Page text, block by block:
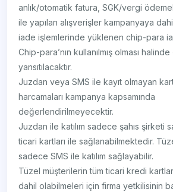
anlık/otomatik fatura, SGK/vergi
ile yapılan alışverişler kampanyaya
iade işlemlerinde yüklenen chip-para
Chip-para’nın kullanılmış olması
yansıtılacaktır.
Juzdan veya SMS ile kayıt olmayan
harcamaları kampanya kapsamında
değerlendirilmeyecektir.
Juzdan ile katılım sadece şahıs şirketi
ticari kartları ile sağlanabilmektedir.
sadece SMS ile katılım sağlayabilir.
Tüzel müşterilerin tüm ticari kredi
dahil olabilmeleri için firma yetkilisinin